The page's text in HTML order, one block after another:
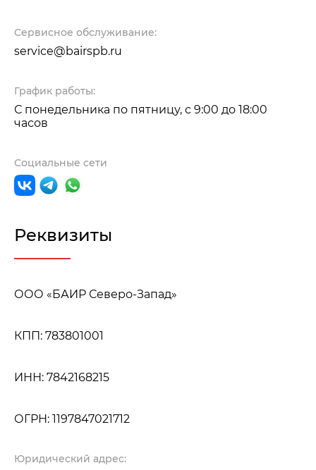
Сервисное обслуживание:
service@bairspb.ru
График работы:
С понедельника по пятницу, с 9:00 до 18:00
часов
Социальные сети
Реквизиты
ООО «БАИР Северо-Запад»
КПП: 783801001
ИНН: 7842168215
ОГРН: 1197847021712
Юридический адрес: